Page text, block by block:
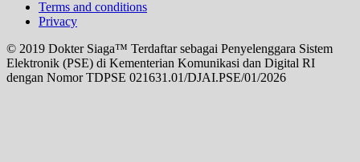
Terms and conditions
Privacy
© 2019 Dokter Siaga™ Terdaftar sebagai Penyelenggara Sistem
Elektronik (PSE) di Kementerian Komunikasi dan Digital RI
dengan Nomor TDPSE 021631.01/DJAI.PSE/01/2026